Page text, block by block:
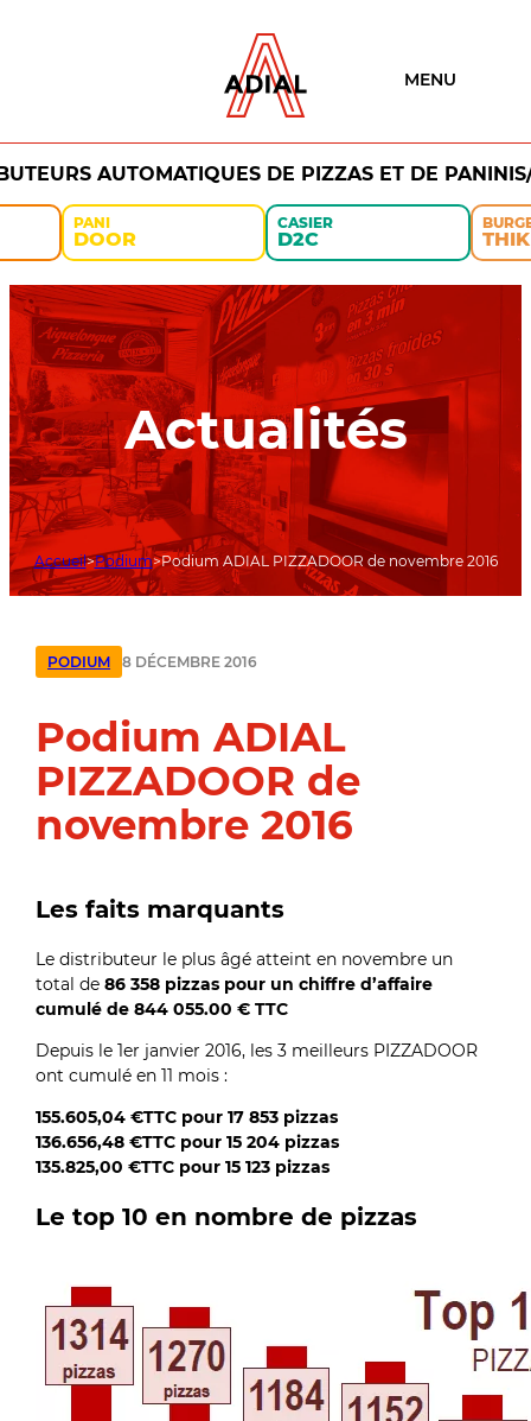
MENU
AUTOMATIQUES DE PIZZAS ET DE
PANI
DOOR
CASIER
D2C THIK
Actualités
Accueil Podium Podium ADIAL PIZZADOOR de novembre 2016
PODIUM 8 DÉCEMBRE 2016
Podium ADIAL
PIZZADOOR de
novembre 2016
Les faits marquants
Le distributeur le plus âgé atteint en novembre un
total de86 358 pizzas pour un chiffre d’affaire
cumulé de 844 055.00 € TTC
Depuis le 1er janvier 2016, les 3 meilleurs PIZZADOOR
ont cumulé en 11 mois :
155.605,04 €TTC pour 17 853 pizzas
136.656,48 €TTC pour 15 204 pizzas
135.825,00 €TTC pour 15 123 pizzas
Le top 10 en nombre de pizzas